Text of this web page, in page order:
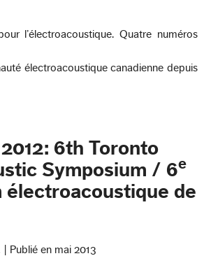
l’électroacoustique. Quatre numéros
électroacoustique canadienne depuis
6th Toronto
Symposium / 6e
électroacoustique de
Publié en mai 2013